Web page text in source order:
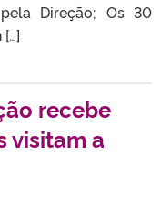
Direção; Os 30
recebe
visitam a